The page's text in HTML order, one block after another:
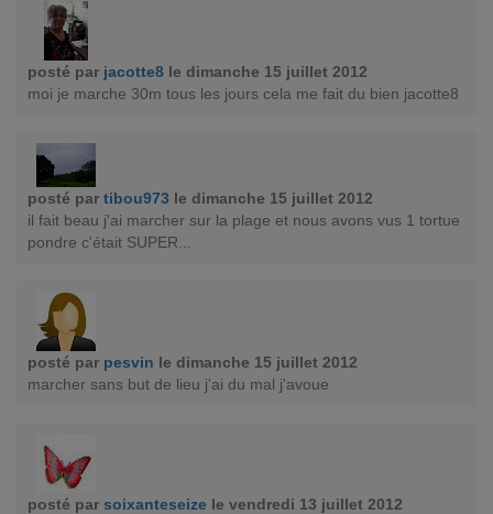
posté par jacotte8 le dimanche 15 juillet 2012
moi je marche 30m tous les jours cela me fait du bien jacotte8
posté par tibou973 le dimanche 15 juillet 2012
il fait beau j'ai marcher sur la plage et nous avons vus 1 tortue
pondre c'était SUPER...
posté par pesvin le dimanche 15 juillet 2012
marcher sans but de lieu j'ai du mal j'avoue
posté par soixanteseize le vendredi 13 juillet 2012